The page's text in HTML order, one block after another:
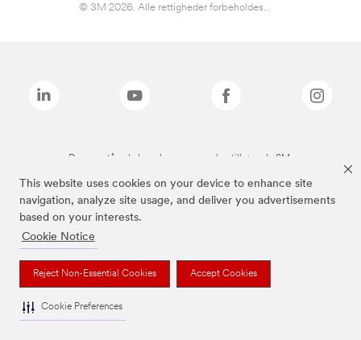
This website uses cookies on your device to enhance site
navigation, analyze site usage, and deliver you advertisements
based on your interests.
Cookie Notice
Reject Non-Essential Cookies Accept Cookies
Cookie Preferences
© 3M 2026. Alle rettigheder forbeholdes...
De ovenstående brands er varemærker tilhørende 3M.